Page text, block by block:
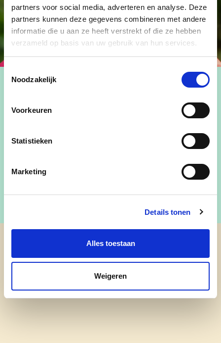
partners voor social media, adverteren en analyse. Deze
partners kunnen deze gegevens combineren met andere
informatie die u aan ze heeft verstrekt of die ze hebben
verzameld op basis van uw gebruik van hun services.
Toestemmingsselectie
Noodzakelijk
Voorkeuren
Statistieken
Marketing
Details tonen
Alles toestaan
Weigeren
zaakvoerder van brasserie Int Hofken. Tiny zet
met veel goesting haar eerste stappen in de
cd&v Haacht